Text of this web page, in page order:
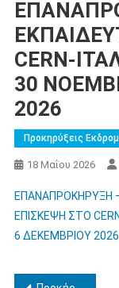
CERN-
30
2026
Προκηρύξεις
18 Μαΐου 2026
ΕΠΑΝΑΠΡΟΚΗΡΥΞΗ
ΕΠΙΣΚΕΨΗ ΣΤΟ
6 ΔΕΚΕΜΒΡΙΟΥ 2026